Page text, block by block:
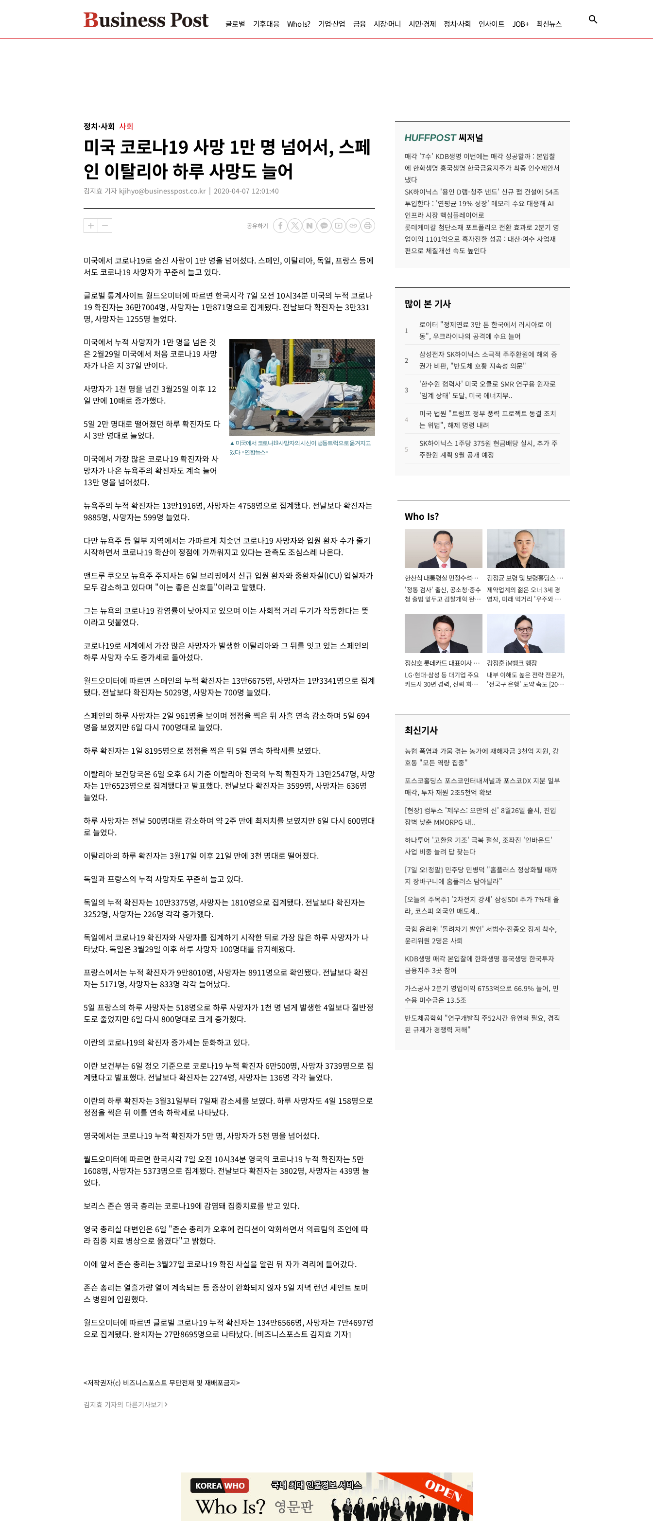
글로벌 기후대응 Who Is? 기업·산업 금융 시장·머니 시민·경제 정치·사회 인사이트 JOB+ 최신뉴스
정치·사회 사회
미국 코로나19 사망 1만 명 넘어서, 스페
인 이탈리아 하루 사망도 늘어
김지효 기자 kjihyo@businesspost.co.kr 2020-04-07 12:01:40
공유하기
미국에서 코로나19로 숨진 사람이 1만 명을 넘어섰다. 스페인, 이탈리아, 독일, 프랑스 등에
서도 코로나19 사망자가 꾸준히 늘고 있다.
글로벌 통계사이트 월드오미터에 따르면 한국시각 7일 오전 10시34분 미국의 누적 코로나
19 확진자는 36만7004명, 사망자는 1만871명으로 집계됐다. 전날보다 확진자는 3만331
명, 사망자는 1255명 늘었다.
▲ 미국에서 코로나19 사망자의 시신이 냉동트럭으로 옮겨지고
있다. <연합뉴스>
미국에서 누적 사망자가 1만 명을 넘은 것
은 2월29일 미국에서 처음 코로나19 사망
자가 나온 지 37일 만이다.
사망자가 1천 명을 넘긴 3월25일 이후 12
일 만에 10배로 증가했다.
5일 2만 명대로 떨어졌던 하루 확진자도 다
시 3만 명대로 늘었다.
미국에서 가장 많은 코로나19 확진자와 사
망자가 나온 뉴욕주의 확진자도 계속 늘어
13만 명을 넘어섰다.
뉴욕주의 누적 확진자는 13만1916명, 사망자는 4758명으로 집계됐다. 전날보다 확진자는
9885명, 사망자는 599명 늘었다.
다만 뉴욕주 등 일부 지역에서는 가파르게 치솟던 코로나19 사망자와 입원 환자 수가 줄기
시작하면서 코로나19 확산이 정점에 가까워지고 있다는 관측도 조심스레 나온다.
앤드루 쿠오모 뉴욕주 주지사는 6일 브리핑에서 신규 입원 환자와 중환자실(ICU) 입실자가
모두 감소하고 있다며 "이는 좋은 신호들"이라고 말했다.
그는 뉴욕의 코로나19 감염률이 낮아지고 있으며 이는 사회적 거리 두기가 작동한다는 뜻
이라고 덧붙였다.
코로나19로 세계에서 가장 많은 사망자가 발생한 이탈리아와 그 뒤를 잇고 있는 스페인의
하루 사망자 수도 증가세로 돌아섰다.
월드오미터에 따르면 스페인의 누적 확진자는 13만6675명, 사망자는 1만3341명으로 집계
됐다. 전날보다 확진자는 5029명, 사망자는 700명 늘었다.
스페인의 하루 사망자는 2일 961명을 보이며 정점을 찍은 뒤 사흘 연속 감소하며 5일 694
명을 보였지만 6일 다시 700명대로 늘었다.
하루 확진자는 1일 8195명으로 정점을 찍은 뒤 5일 연속 하락세를 보였다.
이탈리아 보건당국은 6일 오후 6시 기준 이탈리아 전국의 누적 확진자가 13만2547명, 사망
자는 1만6523명으로 집계됐다고 발표했다. 전날보다 확진자는 3599명, 사망자는 636명
늘었다.
하루 사망자는 전날 500명대로 감소하며 약 2주 만에 최저치를 보였지만 6일 다시 600명대
로 늘었다.
이탈리아의 하루 확진자는 3월17일 이후 21일 만에 3천 명대로 떨어졌다.
독일과 프랑스의 누적 사망자도 꾸준히 늘고 있다.
독일의 누적 확진자는 10만3375명, 사망자는 1810명으로 집계됐다. 전날보다 확진자는
3252명, 사망자는 226명 각각 증가했다.
독일에서 코로나19 확진자와 사망자를 집계하기 시작한 뒤로 가장 많은 하루 사망자가 나
타났다. 독일은 3월29일 이후 하루 사망자 100명대를 유지해왔다.
프랑스에서는 누적 확진자가 9만8010명, 사망자는 8911명으로 확인됐다. 전날보다 확진
자는 5171명, 사망자는 833명 각각 늘어났다.
5일 프랑스의 하루 사망자는 518명으로 하루 사망자가 1천 명 넘게 발생한 4일보다 절반정
도로 줄었지만 6일 다시 800명대로 크게 증가했다.
이란의 코로나19의 확진자 증가세는 둔화하고 있다.
이란 보건부는 6일 정오 기준으로 코로나19 누적 확진자 6만500명, 사망자 3739명으로 집
계됐다고 발표했다. 전날보다 확진자는 2274명, 사망자는 136명 각각 늘었다.
이란의 하루 확진자는 3월31일부터 7일째 감소세를 보였다. 하루 사망자도 4일 158명으로
정점을 찍은 뒤 이틀 연속 하락세로 나타났다.
영국에서는 코로나19 누적 확진자가 5만 명, 사망자가 5천 명을 넘어섰다.
월드오미터에 따르면 한국시각 7일 오전 10시34분 영국의 코로나19 누적 확진자는 5만
1608명, 사망자는 5373명으로 집계됐다. 전날보다 확진자는 3802명, 사망자는 439명 늘
었다.
보리스 존슨 영국 총리는 코로나19에 감염돼 집중치료를 받고 있다.
영국 총리실 대변인은 6일 "존슨 총리가 오후에 컨디션이 악화하면서 의료팀의 조언에 따
라 집중 치료 병상으로 옮겼다"고 밝혔다.
이에 앞서 존슨 총리는 3월27일 코로나19 확진 사실을 알린 뒤 자가 격리에 들어갔다.
존슨 총리는 열흘가량 열이 계속되는 등 증상이 완화되지 않자 5일 저녁 런던 세인트 토머
스 병원에 입원했다.
월드오미터에 따르면 글로벌 코로나19 누적 확진자는 134만6566명, 사망자는 7만4697명
으로 집계됐다. 완치자는 27만8695명으로 나타났다. [비즈니스포스트 김지효 기자]
<저작권자(c) 비즈니스포스트 무단전재 및 재배포금지>
김지효 기자의 다른기사보기
HUFFPOST씨저널
매각 '7수' KDB생명 이번에는 매각 성공할까 : 본입찰
에 한화생명 흥국생명 한국금융지주가 최종 인수제안서
냈다
SK하이닉스 '용인 D램-청주 낸드' 신규 팹 건설에 54조
투입한다 : '연평균 19% 성장' 메모리 수요 대응해 AI
인프라 시장 핵심플레이어로
롯데케미칼 첨단소재 포트폴리오 전환 효과로 2분기 영
업이익 1101억으로 흑자전환 성공 : 대산·여수 사업재
편으로 체질개선 속도 높인다
많이 본 기사
1
로이터 "정제연료 3만 톤 한국에서 러시아로 이
동", 우크라이나의 공격에 수요 늘어
2
삼성전자 SK하이닉스 소극적 주주환원에 해외 증
권가 비판, "반도체 호황 지속성 의문"
3
'한수원 협력사' 미국 오클로 SMR 연구용 원자로
'임계 상태' 도달, 미국 에너지부..
4
미국 법원 "트럼프 정부 풍력 프로젝트 동결 조치
는 위법", 해제 명령 내려
5
SK하이닉스 1주당 375원 현금배당 실시, 추가 주
주환원 계획 9월 공개 예정
Who Is?
한찬식 대통령실 민정수석비
서관
'정통 검사' 출신, 공소청·중수
청 출범 앞두고 검찰개혁 완수
김정균 보령 및 보령홀딩스 대
표이사 사장
제약업계의 젊은 오너 3세 경
영자, 미래 먹거리 '우주와 헬
정상호 롯데카드 대표이사 사
장
LG·현대·삼성 등 대기업 주요
카드사 30년 경력, 신뢰 회복
강정훈 iM뱅크 행장
내부 이해도 높은 전략 전문가,
'전국구 은행' 도약 속도 [2026
최신기사
농협 폭염과 가뭄 겪는 농가에 재해자금 3천억 지원, 강
호동 "모든 역량 집중"
포스코홀딩스 포스코인터내셔널과 포스코DX 지분 일부
매각, 투자 재원 2조5천억 확보
[현장] 컴투스 '제우스: 오만의 신' 8월26일 출시, 진입
장벽 낮춘 MMORPG 내..
하나투어 '고환율 기조' 극복 절실, 조좌진 '인바운드'
사업 비중 늘려 답 찾는다
[7일 오!정말] 민주당 민병덕 "홈플러스 정상화될 때까
지 장바구니에 홈플러스 담아달라"
[오늘의 주목주] '2차전지 강세' 삼성SDI 주가 7%대 올
라, 코스피 외국인 매도세..
국힘 윤리위 '돌려차기 발언' 서범수·진종오 징계 착수,
윤리위원 2명은 사퇴
KDB생명 매각 본입찰에 한화생명 흥국생명 한국투자
금융지주 3곳 참여
가스공사 2분기 영업이익 6753억으로 66.9% 늘어, 민
수용 미수금은 13.5조
반도체공학회 "연구개발직 주52시간 유연화 필요, 경직
된 규제가 경쟁력 저해"